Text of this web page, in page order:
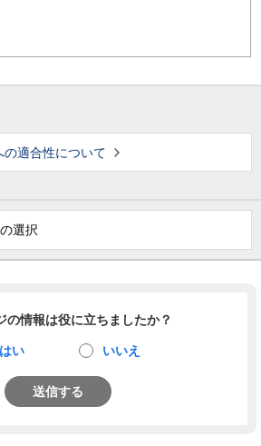
適合性について
選択
の情報は役に立ちましたか？
はい いいえ
送信する